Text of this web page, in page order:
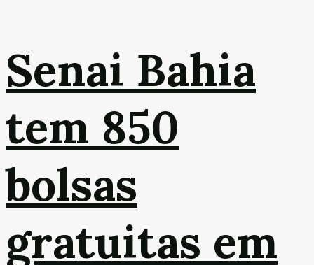
Senai Bahia
tem 850
bolsas
gratuitas em